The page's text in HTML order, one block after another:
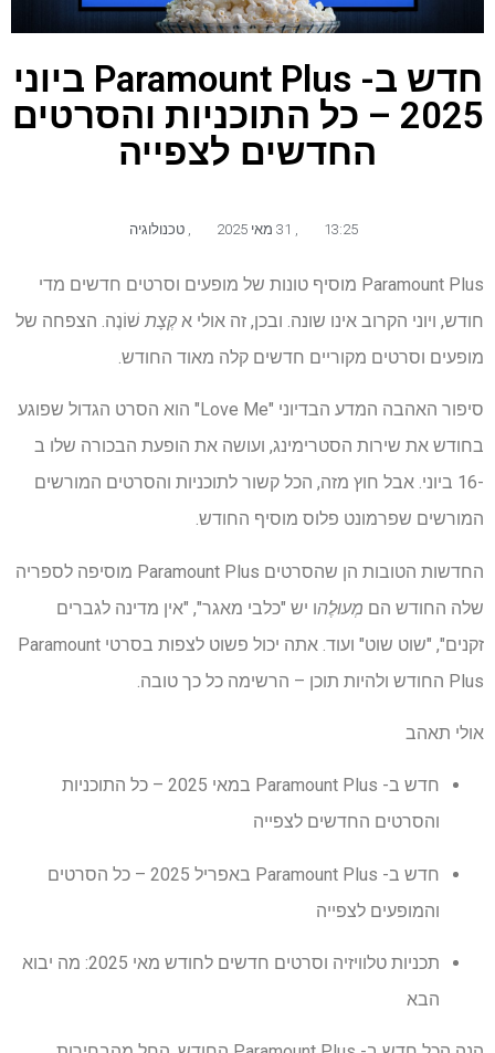
חדש ב- Paramount Plus ביוני
2025 – כל התוכניות והסרטים
החדשים לצפייה
13:25 טכנולוגיה
Paramount Plus מוסיף טונות של מופעים וסרטים חדשים מדי
חודש, ויוני הקרוב אינו שונה. ובכן, זה אולי א קְצָת שׁוֹנֶה. הצפחה של
מופעים וסרטים מקוריים חדשים קלה מאוד החודש.
סיפור האהבה המדע הבדיוני "Love Me" הוא הסרט הגדול שפוגע
בחודש את שירות הסטרימינג, ועושה את הופעת הבכורה שלו ב
-16 ביוני. אבל חוץ מזה, הכל קשור לתוכניות והסרטים המורשים
המורשים שפרמונט פלוס מוסיף החודש.
החדשות הטובות הן שהסרטים Paramount Plus מוסיפה לספריה
שלה החודש הם מְעוּלֶהו יש "כלבי מאגר", "אין מדינה לגברים
זקנים", "שוט שוט" ועוד. אתה יכול פשוט לצפות בסרטי Paramount
Plus החודש ולהיות תוכן – הרשימה כל כך טובה.
אולי תאהב
חדש ב- Paramount Plus במאי 2025 – כל התוכניות
והסרטים החדשים לצפייה
חדש ב- Paramount Plus באפריל 2025 – כל הסרטים
והמופעים לצפייה
תכניות טלוויזיה וסרטים חדשים לחודש מאי 2025: מה יבוא
הבא